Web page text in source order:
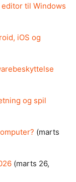
til Windows
iOS og
og spil
(marts
(marts 26,